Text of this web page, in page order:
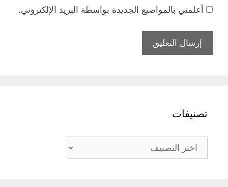
أعلمني بالمواضيع الجديدة بواسطة البريد الإلكتروني.
تصنيفات
تصنيفات